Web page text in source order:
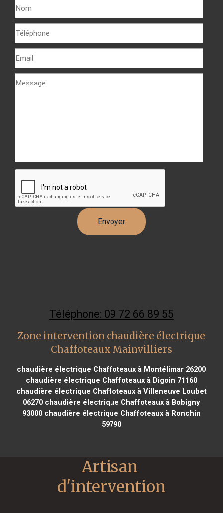
Téléphone: 09 72 66 89 55
Zone intervention chaudière électrique
Chaffoteaux Mainvilliers
chaudière électrique Chaffoteaux à Montélimar 26200
chaudière électrique Chaffoteaux à Digoin 71160
chaudière électrique Chaffoteaux à Villeneuve Loubet
06270 chaudière électrique Chaffoteaux à Bobigny
93000chaudière électrique Chaffoteaux à Ronchin
59790
Artisan
d'intervention